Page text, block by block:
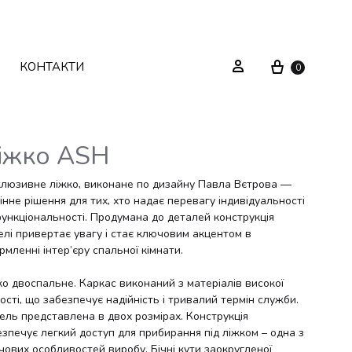
Текстиль
Декор
Вуличні меблі
Системи зберігання
Стелажі
Дзеркала
Вішаки
КОНТАКТИ Sign in Cart
0
ASH
ліжко, виконане по дизайну Павла Вєтрова —
рішення для тих, хто надає перевагу індивідуальності
Продумана до деталей конструкція
привертає увагу і стає ключовим акцентом в
інтер’єру спальної кімнати.
двоспальне. Каркас виконаний з матеріалів високої
що забезпечує надійність і тривалий термін служби.
представлена ​​в двох розмірах. Конструкція
легкий доступ для прибирання під ліжком – одна з